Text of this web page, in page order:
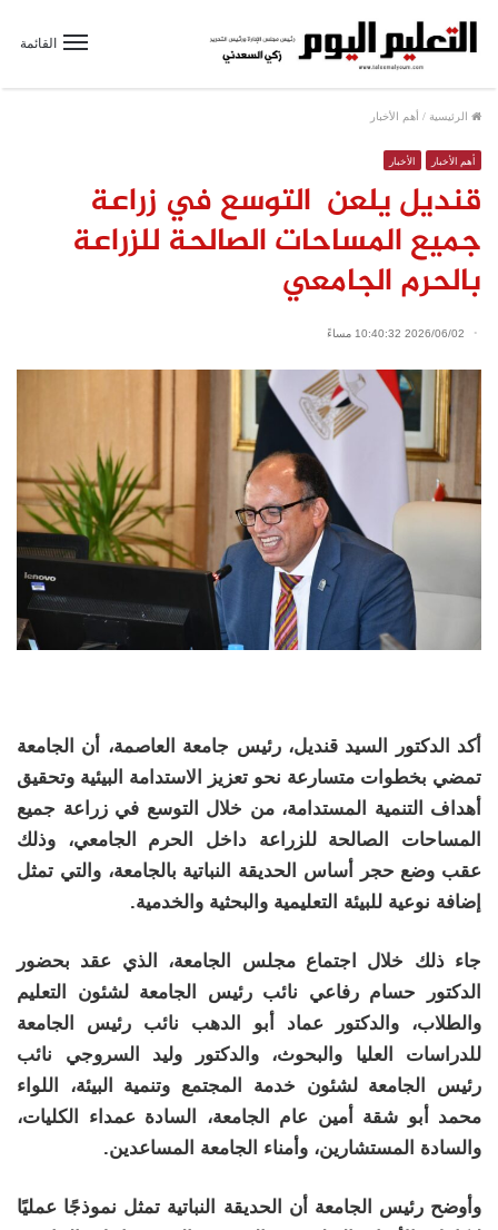
القائمة
الرئيسية / أهم الأخبار
أهم الأخبار الأخبار
قنديل يلعن التوسع في زراعة
جميع المساحات الصالحة للزراعة
بالحرم الجامعي
2026/06/02 10:40:32 مساءً
أكد الدكتور السيد قنديل، رئيس جامعة العاصمة، أن الجامعة
تمضي بخطوات متسارعة نحو تعزيز الاستدامة البيئية وتحقيق
أهداف التنمية المستدامة، من خلال التوسع في زراعة جميع
المساحات الصالحة للزراعة داخل الحرم الجامعي، وذلك
عقب وضع حجر أساس الحديقة النباتية بالجامعة، والتي تمثل
إضافة نوعية للبيئة التعليمية والبحثية والخدمية.
جاء ذلك خلال اجتماع مجلس الجامعة، الذي عقد بحضور
الدكتور حسام رفاعي نائب رئيس الجامعة لشئون التعليم
والطلاب، والدكتور عماد أبو الدهب نائب رئيس الجامعة
للدراسات العليا والبحوث، والدكتور وليد السروجي نائب
رئيس الجامعة لشئون خدمة المجتمع وتنمية البيئة، اللواء
محمد أبو شقة أمين عام الجامعة، السادة عمداء الكليات،
والسادة المستشارين، وأمناء الجامعة المساعدين.
وأوضح رئيس الجامعة أن الحديقة النباتية تمثل نموذجًا عمليًا